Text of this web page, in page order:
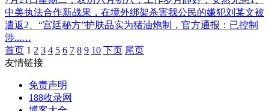
中美执法合作新战果，在境外绑架杀害我公民的嫌犯刘某文被
遣返2、“宫廷秘方”护肤品实为猪油炮制，官方通报：已控制
涉...…
首页 1 2 3 4 5 6 7 8 9 10 下页 尾页
友情链接
免责声明
188收录网